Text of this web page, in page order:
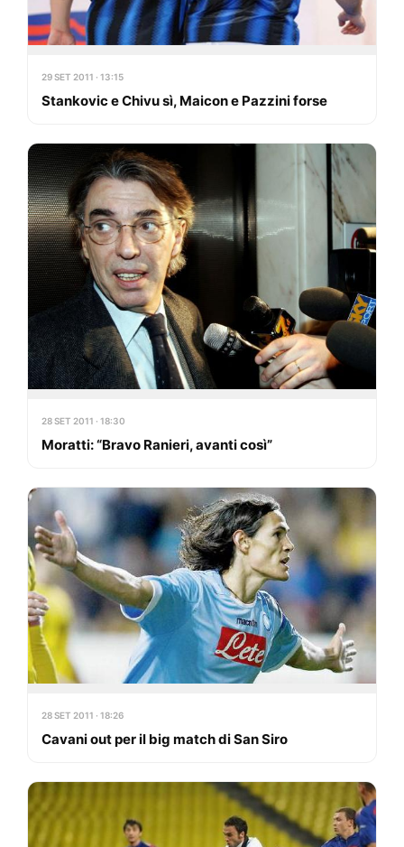
29 SET 2011 · 13:15
Stankovic e Chivu sì, Maicon e Pazzini forse
28 SET 2011 · 18:30
Moratti: “Bravo Ranieri, avanti così”
28 SET 2011 · 18:26
Cavani out per il big match di San Siro